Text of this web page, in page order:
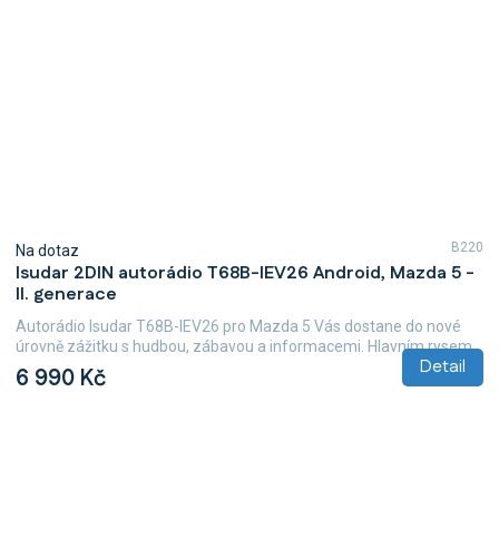
Isudar 2DIN autorádio T68B-IEV26 Android, Mazda 5 -
II. generace
Na dotaz
6 990 Kč Detail
Autorádio Isudar T68B-IEV26 pro Mazda 5 Vás dostane do nové
úrovně zážitku s hudbou, zábavou a informacemi. Hlavním rysem...
B220